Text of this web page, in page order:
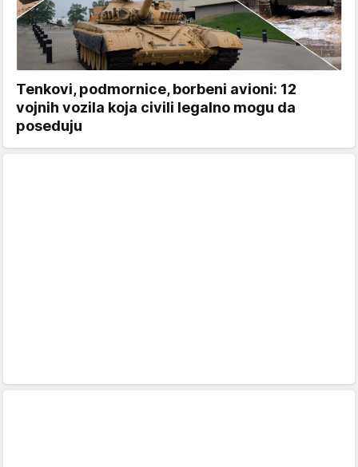
Tenkovi, podmornice, borbeni avioni: 12
vojnih vozila koja civili legalno mogu da
poseduju